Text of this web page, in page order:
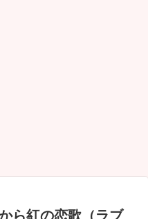
ら紅の恋歌（ラブ